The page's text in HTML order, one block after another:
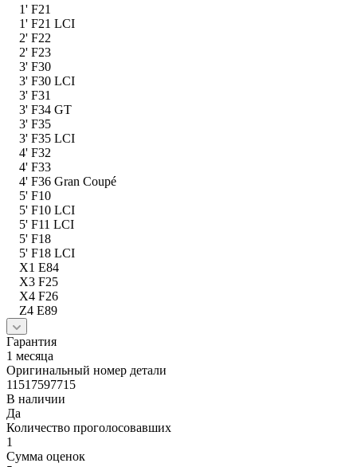
1' F21
1' F21 LCI
2' F22
2' F23
3' F30
3' F30 LCI
3' F31
3' F34 GT
3' F35
3' F35 LCI
4' F32
4' F33
4' F36 Gran Coupé
5' F10
5' F10 LCI
5' F11 LCI
5' F18
5' F18 LCI
X1 E84
X3 F25
X4 F26
Z4 E89
Гарантия
1 месяца
Оригинальный номер детали
11517597715
В наличии
Да
Количество проголосовавших
1
Сумма оценок